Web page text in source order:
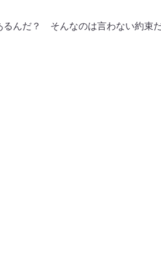
んだ？ そんなのは言わない約束だ